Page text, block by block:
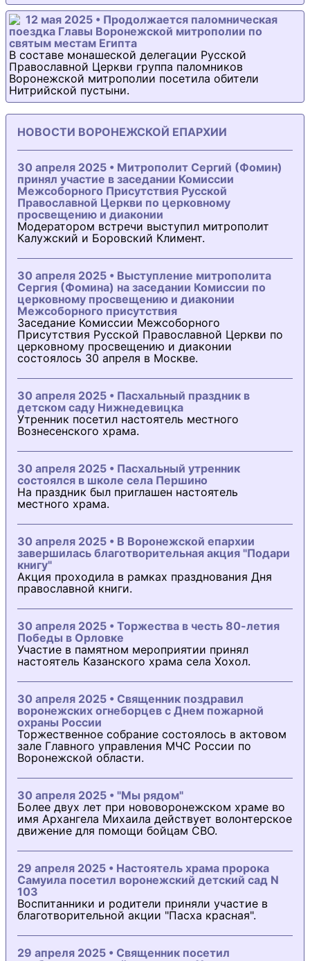
12 мая 2025 • Продолжается паломническая
поездка Главы Воронежской митрополии по
святым местам Египта
В составе монашеской делегации Русской
Православной Церкви группа паломников
Воронежской митрополии посетила обители
Нитрийской пустыни.
НОВОСТИ ВОРОНЕЖСКОЙ ЕПАРХИИ
30 апреля 2025 • Митрополит Сергий (Фомин)
принял участие в заседании Комиссии
Межсоборного Присутствия Русской
Православной Церкви по церковному
просвещению и диаконии
Модератором встречи выступил митрополит
Калужский и Боровский Климент.
30 апреля 2025 • Выступление митрополита
Сергия (Фомина) на заседании Комиссии по
церковному просвещению и диаконии
Межсоборного присутствия
Заседание Комиссии Межсоборного
Присутствия Русской Православной Церкви по
церковному просвещению и диаконии
состоялось 30 апреля в Москве.
30 апреля 2025 • Пасхальный праздник в
детском саду Нижнедевицка
Утренник посетил настоятель местного
Вознесенского храма.
30 апреля 2025 • Пасхальный утренник
состоялся в школе села Першино
На праздник был приглашен настоятель
местного храма.
30 апреля 2025 • В Воронежской епархии
завершилась благотворительная акция "Подари
книгу"
Акция проходила в рамках празднования Дня
православной книги.
30 апреля 2025 • Торжества в честь 80-летия
Победы в Орловке
Участие в памятном мероприятии принял
настоятель Казанского храма села Хохол.
30 апреля 2025 • Священник поздравил
воронежских огнеборцев с Днем пожарной
охраны России
Торжественное собрание состоялось в актовом
зале Главного управления МЧС России по
Воронежской области.
30 апреля 2025 • "Мы рядом"
Более двух лет при нововоронежском храме во
имя Архангела Михаила действует волонтерское
движение для помощи бойцам СВО.
29 апреля 2025 • Настоятель храма пророка
Самуила посетил воронежский детский сад N
103
Воспитанники и родители приняли участие в
благотворительной акции "Пасха красная".
29 апреля 2025 • Священник посетил